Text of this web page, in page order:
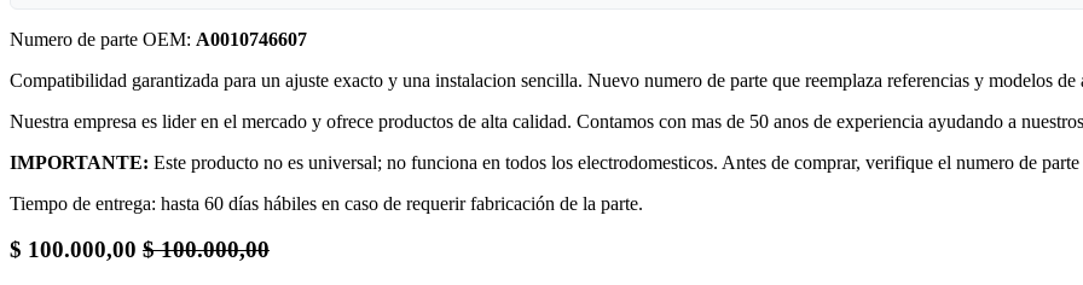
Numero de parte OEM: A0010746607
Compatibilidad garantizada para un ajuste exacto y una instalacion sencilla. Nuevo numero de parte que reemplaza referencias y modelos de
Nuestra empresa es lider en el mercado y ofrece productos de alta calidad. Contamos con mas de 50 anos de experiencia ayudando a
IMPORTANTE: Este producto no es universal; no funciona en todos los electrodomesticos. Antes de comprar, verifique el numero de
Tiempo de entrega: hasta 60 días hábiles en caso de requerir fabricación de la parte.
$ 100.000,00 $100.000,00